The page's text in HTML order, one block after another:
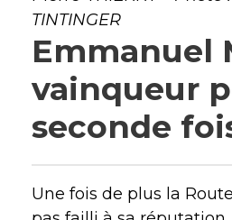
TINTINGER
Emmanuel
vainqueur
seconde
Une fois de plus la